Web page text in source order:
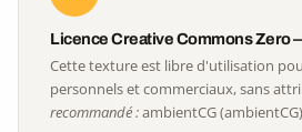
Licence Creative Commons Zero
Cette texture est libre d'utilisation
personnels et commerciaux, sans
recommandé :ambientCG